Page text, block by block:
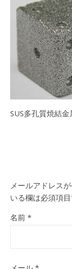
SUS多孔質焼結
メールアドレス
いる欄は必須項
名前 *